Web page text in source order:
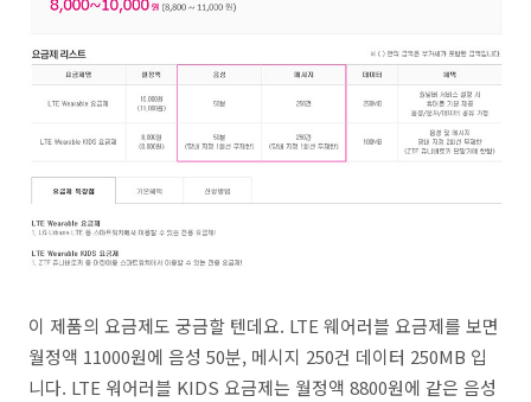
이 제품의 요금제도 궁금할 텐데요. LTE 웨어러블 요금제를 보면
월정액 11000원에 음성 50분, 메시지 250건 데이터 250MB 입
니다. LTE 워어러블 KIDS 요금제는 월정액 8800원에 같은 음성